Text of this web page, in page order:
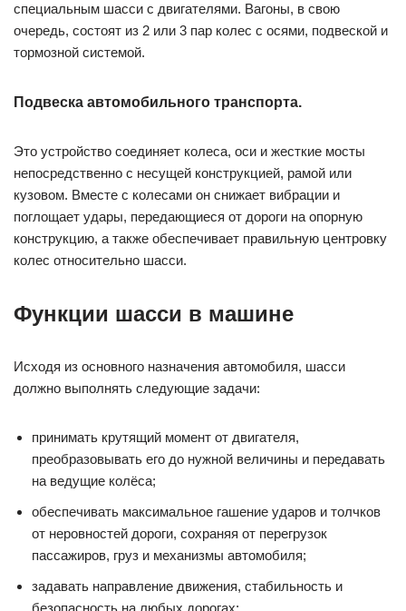
специальным шасси с двигателями. Вагоны, в свою
очередь, состоят из 2 или 3 пар колес с осями, подвеской и
тормозной системой.
Подвеска автомобильного транспорта.
Это устройство соединяет колеса, оси и жесткие мосты
непосредственно с несущей конструкцией, рамой или
кузовом. Вместе с колесами он снижает вибрации и
поглощает удары, передающиеся от дороги на опорную
конструкцию, а также обеспечивает правильную центровку
колес относительно шасси.
Функции шасси в машине
Исходя из основного назначения автомобиля, шасси
должно выполнять следующие задачи:
принимать крутящий момент от двигателя,
преобразовывать его до нужной величины и передавать
на ведущие колёса;
обеспечивать максимальное гашение ударов и толчков
от неровностей дороги, сохраняя от перегрузок
пассажиров, груз и механизмы автомобиля;
задавать направление движения, стабильность и
безопасность на любых дорогах;